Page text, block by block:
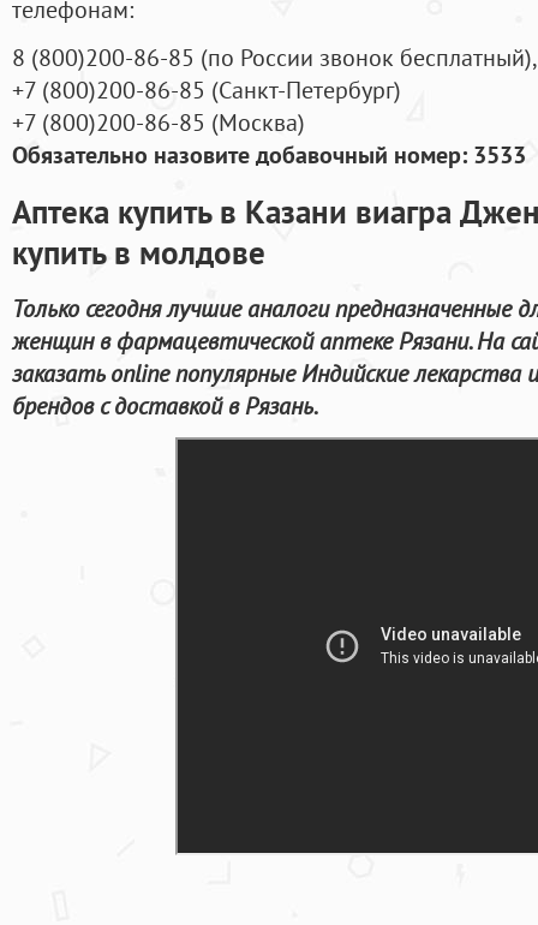
телефонам:
8 (800)200-86-85 (по России звонок бесплатный),
+7 (800)200-86-85 (Санкт-Петербург)
+7 (800)200-86-85 (Москва)
Обязательно назовите добавочный номер: 3533
Аптека купить в Казани виагра
купить в молдове
Только сегодня лучшие аналоги предназначенные
женщин в фармацевтической аптеке Рязани. На
заказать online популярные Индийские лекарства
брендов с доставкой в Рязань.